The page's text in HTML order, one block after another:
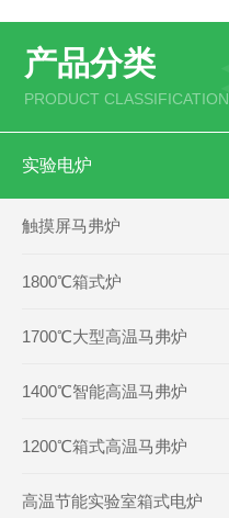
产品分类
PRODUCT CLASSIFICATION
实验电炉
触摸屏马弗炉
1800℃箱式炉
1700℃大型高温马弗炉
1400℃智能高温马弗炉
1200℃箱式高温马弗炉
高温节能实验室箱式电炉